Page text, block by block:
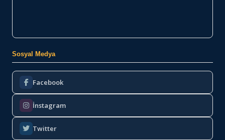
Sosyal Medya
Facebook
İnstagram
Twitter